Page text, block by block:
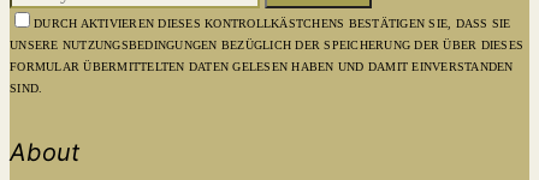
DURCH AKTIVIEREN DIESES KONTROLLKÄSTCHENS BESTÄTIGEN SIE, DASS SIE
UNSERE NUTZUNGSBEDINGUNGEN BEZÜGLICH DER SPEICHERUNG DER ÜBER DIESES
FORMULAR ÜBERMITTELTEN DATEN GELESEN HABEN UND DAMIT EINVERSTANDEN
SIND.
About